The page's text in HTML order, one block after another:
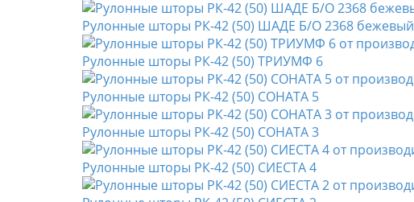
Рулонные шторы РК-42 (50) ШАДЕ Б/О 2368 бежевый
Рулонные шторы РК-42 (50) ТРИУМФ 6
Рулонные шторы РК-42 (50) СОНАТА 5
Рулонные шторы РК-42 (50) СОНАТА 3
Рулонные шторы РК-42 (50) СИЕСТА 4